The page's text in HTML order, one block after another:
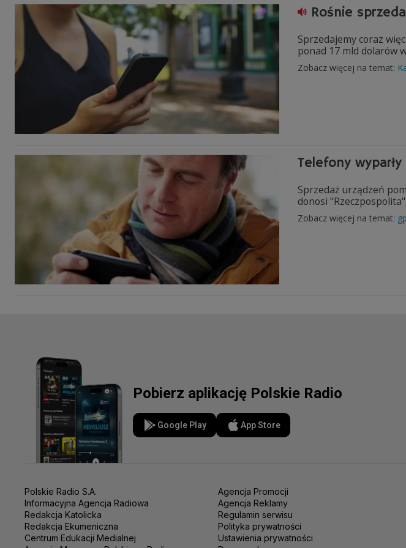
Rośnie
Sprzedajemy coraz
ponad 17 mld dolarów
Zobacz więcej na temat:
Telefony
Sprzedaż urządzeń
donosi "Rzeczpospolita".
Zobacz więcej na temat:
Pobierz aplikację Polskie Radio
Google Play App Store
Polskie Radio S.A.
Informacyjna Agencja Radiowa
Redakcja Katolicka
Redakcja Ekumeniczna
Centrum Edukacji Medialnej
Agencja Promocji
Agencja Reklamy
Regulamin serwisu
Polityka prywatności
Ustawienia prywatności